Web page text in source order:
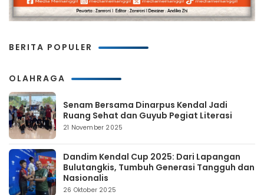
BERITA POPULER
OLAHRAGA
Senam Bersama Dinarpus Kendal Jadi
Ruang Sehat dan Guyub Pegiat Literasi
21 November 2025
Dandim Kendal Cup 2025: Dari Lapangan
Bulutangkis, Tumbuh Generasi Tangguh dan
Nasionalis
26 Oktober 2025